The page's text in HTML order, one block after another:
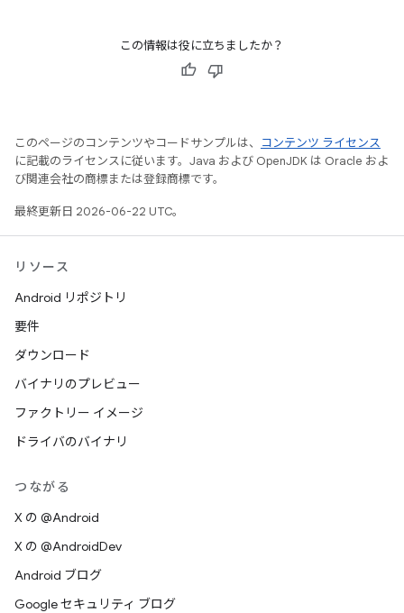
この情報は役に立ちましたか？
このページのコンテンツやコードサンプルは、
コンテンツ ライセンス
に記載のライセンスに従います。Java および OpenJDK は Oracle およ
び関連会社の商標または登録商標です。
最終更新日 2026-06-22 UTC。
リソース
Android リポジトリ
要件
ダウンロード
バイナリのプレビュー
ファクトリー イメージ
ドライバのバイナリ
つながる
X の @Android
X の @AndroidDev
Android ブログ
Google セキュリティ ブログ